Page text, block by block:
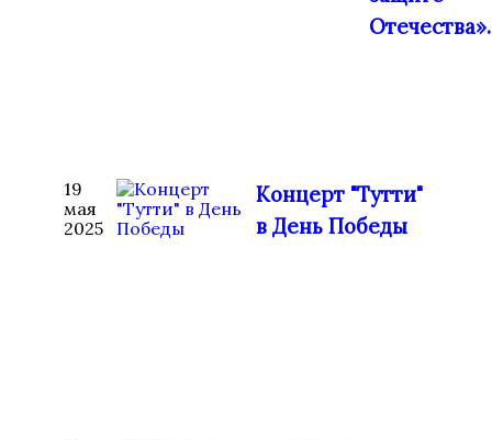
Отечества».
19
мая
2025
Концерт "Тутти"
в День Победы